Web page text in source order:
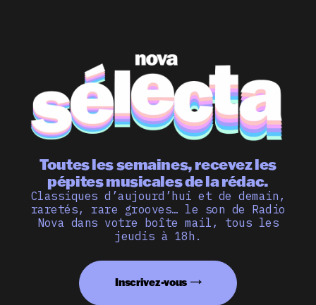
Toutes les semaines, recevez les
pépites musicales de la rédac.
Classiques d’aujourd’hui et de demain,
raretés, rare grooves… le son de Radio
Nova dans votre boîte mail, tous les
jeudis à 18h.
Inscrivez-vous